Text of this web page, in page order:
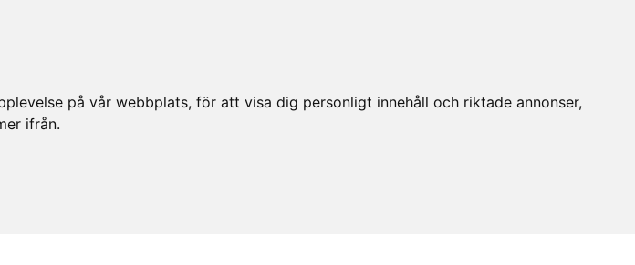
på vår webbplats, för att visa dig personligt innehåll och riktade annonser,
ifrån.